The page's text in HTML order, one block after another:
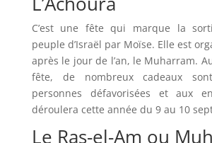
C’est une fête qui marque la
peuple d’Israël par Moïse. Elle est
après le jour de l’an, le Muharram.
fête, de nombreux cadeaux
personnes défavorisées et aux
déroulera cette année du 9 au 10
Le Ras-el-Am ou